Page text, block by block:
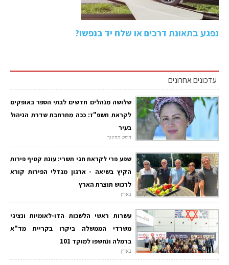
נפגע בתאונת דרכים או שלח יד בנפשו?
עדכונים אחרונים
שלושה מנהלים חדשים לבתי הספר באופקים
לקראת תשפ"ז: ככה מתרחבת שדרת הניהול
בעיר
דופק החינוך
שפע פרי לקראת חגי תשרי: עונת קטיף פירות
הקיץ בשיאה - ארגון מגדלי הפירות קורא
לרכוש תוצרת הארץ
בארץ
עשרות ראשי הלשכות הדו-לאומיות ונציגי
משרדי הממשלה ביקרו בקריית מד"א
ברמלה ונחשפו למוקד 101
בארץ